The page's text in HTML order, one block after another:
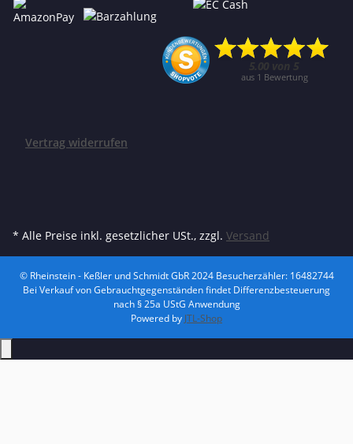
Vertrag widerrufen
* Alle Preise inkl. gesetzlicher USt., zzgl. Versand
© Rheinstein - Keßler und Schmidt GbR 2024Besucherzähler: 16482744
Bei Verkauf von Gebrauchtgegenständen findet Differenzbesteuerung
nach § 25a UStG Anwendung
Powered by JTL-Shop